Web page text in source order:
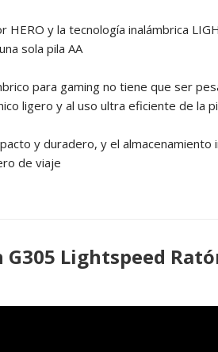
HERO y la tecnología inalámbrica
sola pila AA
para gaming no tiene que ser
ligero y al uso ultra eficiente de la
y duradero, y el
de viaje
Lightspeed